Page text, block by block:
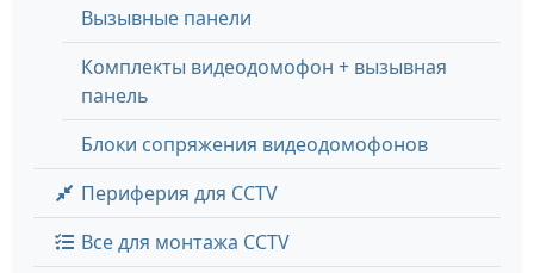
Вызывные панели
Комплекты видеодомофон + вызывная
панель
Блоки сопряжения видеодомофонов
Периферия для CCTV
Все для монтажа CCTV